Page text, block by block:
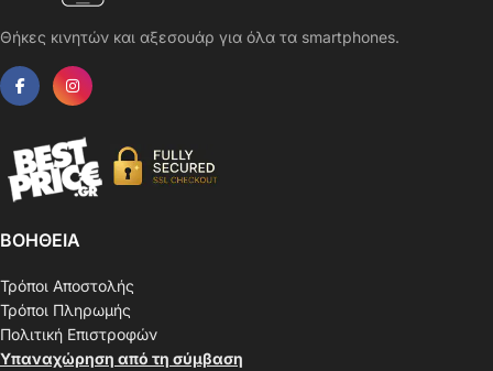
Θήκες κινητών και αξεσουάρ για όλα τα smartphones.
ΒΟΗΘΕΙΑ
Τρόποι Αποστολής
Τρόποι Πληρωμής
Πολιτική Επιστροφών
Υπαναχώρηση από τη σύμβαση